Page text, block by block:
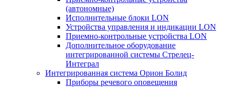
(автономные)
Исполнительные блоки LON
Устройства управления и индикации LON
Приемно-контрольные устройства LON
Дополнительное оборудование
интегрированной системы Стрелец-
Интеграл
Интегрированная система Орион Болид
Приборы речевого оповещения